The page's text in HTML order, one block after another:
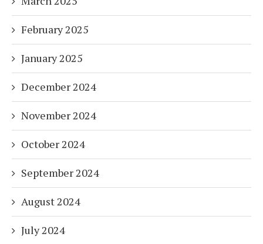
February 2025
January 2025
December 2024
November 2024
October 2024
September 2024
August 2024
July 2024